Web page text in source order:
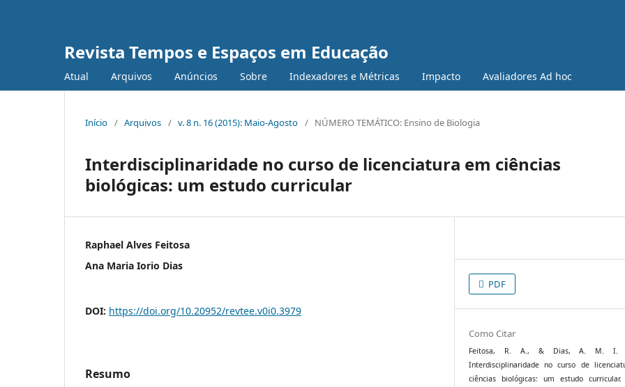
Revista Tempos e Espaços em Educação
Atual Arquivos Anúncios Sobre Indexadores e Métricas Impacto Avaliadores Ad hoc
Início / Arquivos / v. 8 n. 16 (2015): Maio-Agosto / NÚMERO TEMÁTICO: Ensino de Biologia
Interdisciplinaridade no curso de licenciatura em ciências
biológicas: um estudo curricular
Raphael Alves Feitosa
Ana Maria Iorio Dias
DOI: https://doi.org/10.20952/revtee.v0i0.3979
Resumo
PDF
Como Citar
Feitosa, R. A., & Dias, A. M. I.
Interdisciplinaridade no curso de
ciências biológicas: um estudo curricular.